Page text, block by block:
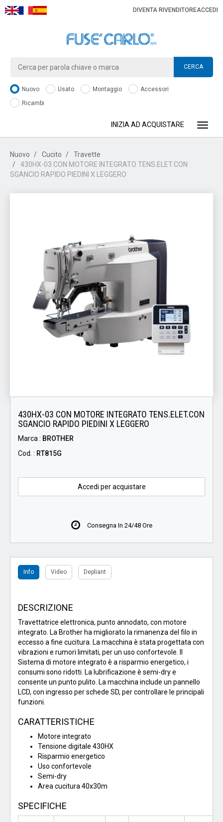
DIVENTA RIVENDITOREACCEDI
CERCA
Nuovo Usato Montaggio
Accessori
Ricambi
INIZIA AD ACQUISTARE
Nuovo Cucito
Travette
430HX-03 CON MOTORE INTEGRATO TENS.ELET.CON
SGANCIO RAPIDO PIEDINI X LEGGERO
430HX-03 CON MOTORE INTEGRATO TENS.ELET.CON
SGANCIO RAPIDO PIEDINI X LEGGERO
Marca : BROTHER
Cod. : RT815G
Accedi per acquistare
Consegna In 24/48 Ore
Info Video Depliant
DESCRIZIONE
Travettatrice elettronica, punto annodato, con motore
integrato. La Brother ha migliorato la rimanenza del filo in
eccesso a fine cucitura. La macchina è stata progettata con
vibrazioni e rumori limitati, per un uso confortevole. Il
Sistema di motore integrato è a risparmio energetico, i
consumi sono ridotti. La lubrificazione è semi-dry e
consente un punto pulito. La macchina include un pannello
LCD, con ingresso per schede SD, per controllare le principali
funzioni.
CARATTERISTICHE
Motore integrato
Tensione digitale 430HX
Risparmio energetico
Uso confortevole
Semi-dry
Area cucitura 40x30m
SPECIFICHE